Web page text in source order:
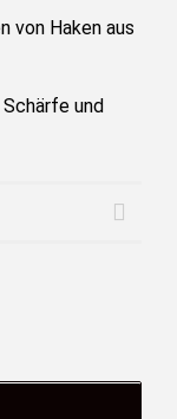
von Haken aus
Schärfe und